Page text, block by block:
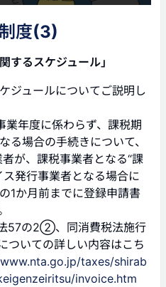
度(3)
するスケジュール」
ジュールについてご説明し
年度に係わらず、課税期
る場合の手続きについて、
が、課税事業者となる“課
発行事業者となる場合に
1か月前までに登録申請書
法57の2②、同消費税法施行
ついての詳しい内容はこち
taxes/shirab
invoice.htm